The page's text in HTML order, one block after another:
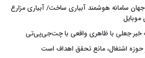
جهان سامانه هوشمند آبیاری ساخت/ آبیاری مزارع
خبر جعلی با ظاهری واقعی با چت‌جی‌پی‌تی
حوزه اشتغال، مانع تحقق اهداف است